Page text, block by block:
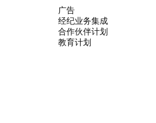
广告
经纪业务集成
合作伙伴计划
教育计划